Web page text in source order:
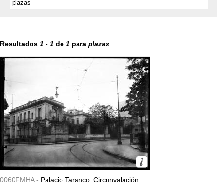
Resultados 1 - 1 de 1 para plazas
0060FMHA - Palacio Taranco. Circunvalación